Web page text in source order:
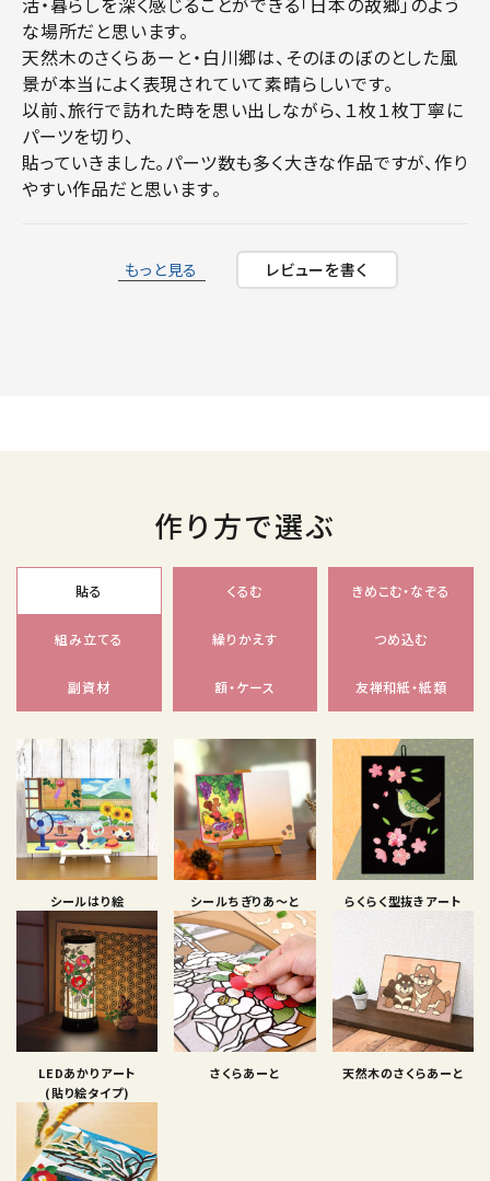
な場所だと思います。
天然木のさくらあーと・白川郷は、そのほのぼのとした風
景が本当によく表現されていて素晴らしいです。
以前、旅行で訪れた時を思い出しながら、１枚１枚丁寧に
パーツを切り、
貼っていきました。パーツ数も多く大きな作品ですが、作り
やすい作品だと思います。
もっと見る レビューを書く
作り方で選ぶ
貼る くるむ きめこむ・なぞる
組み立てる 繰りかえす つめ込む
副資材 額・ケース 友禅和紙・紙類
シールはり絵 シールちぎりあ〜と らくらく型抜きアート
LEDあかりアート
(貼り絵タイプ)
さくらあーと 天然木のさくらあーと